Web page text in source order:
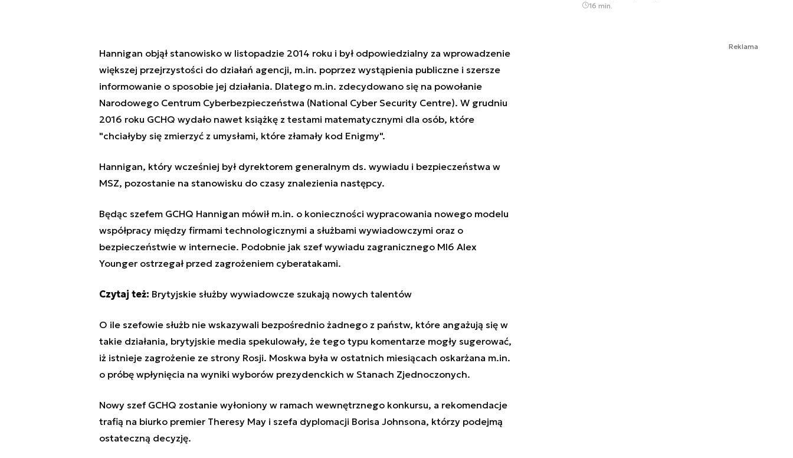
Hannigan objął stanowisko w listopadzie 2014 roku i był odpowiedzialny za wprowadzenie
większej przejrzystości do działań agencji, m.in. poprzez wystąpienia publiczne i szersze
informowanie o sposobie jej działania. Dlatego m.in. zdecydowano się na powołanie
Narodowego Centrum Cyberbezpieczeństwa (National Cyber Security Centre). W grudniu
2016 roku GCHQ wydało nawet książkę z testami matematycznymi dla osób, które
"chciałyby się zmierzyć z umysłami, które złamały kod Enigmy".
Hannigan, który wcześniej był dyrektorem generalnym ds. wywiadu i bezpieczeństwa w
MSZ, pozostanie na stanowisku do czasy znalezienia następcy.
Będąc szefem GCHQ Hannigan mówił m.in. o konieczności wypracowania nowego modelu
współpracy między firmami technologicznymi a służbami wywiadowczymi oraz o
bezpieczeństwie w internecie. Podobnie jak szef wywiadu zagranicznego MI6 Alex
Younger ostrzegał przed zagrożeniem cyberatakami.
Czytaj też: Brytyjskie służby wywiadowcze szukają nowych talentów
O ile szefowie służb nie wskazywali bezpośrednio żadnego z państw, które angażują się w
takie działania, brytyjskie media spekulowały, że tego typu komentarze mogły sugerować,
iż istnieje zagrożenie ze strony Rosji. Moskwa była w ostatnich miesiącach oskarżana m.in.
o próbę wpłynięcia na wyniki wyborów prezydenckich w Stanach Zjednoczonych.
Nowy szef GCHQ zostanie wyłoniony w ramach wewnętrznego konkursu, a rekomendacje
trafią na biurko premier Theresy May i szefa dyplomacji Borisa Johnsona, którzy podejmą
ostateczną decyzję.
16 min.
Reklama